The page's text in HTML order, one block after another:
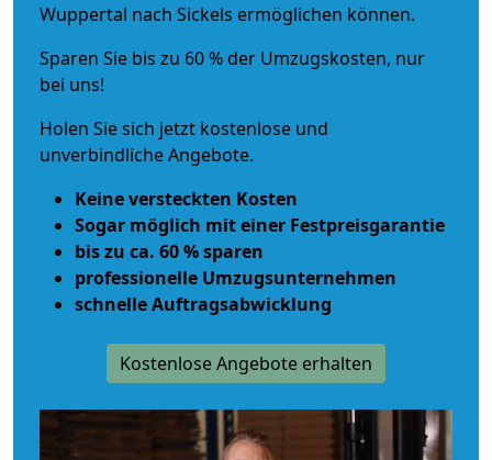
Wuppertal nach Sickels ermöglichen können.
Sparen Sie bis zu 60 % der Umzugskosten, nur
bei uns!
Holen Sie sich jetzt kostenlose und
unverbindliche Angebote.
Keine versteckten Kosten
Sogar möglich mit einer Festpreisgarantie
bis zu ca. 60 % sparen
professionelle Umzugsunternehmen
schnelle Auftragsabwicklung
Kostenlose Angebote erhalten